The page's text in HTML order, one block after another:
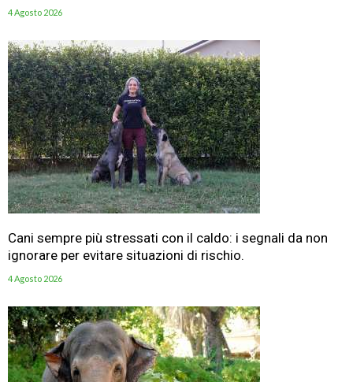
4 Agosto 2026
Cani sempre più stressati con il caldo: i segnali da non
ignorare per evitare situazioni di rischio.
4 Agosto 2026